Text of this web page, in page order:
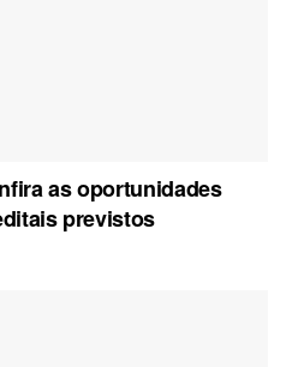
as oportunidades
previstos